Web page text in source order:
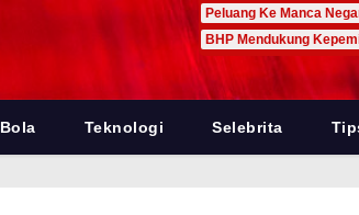
Peluang Ke Manca
BHP Mendukung
Bola Teknologi Selebrita